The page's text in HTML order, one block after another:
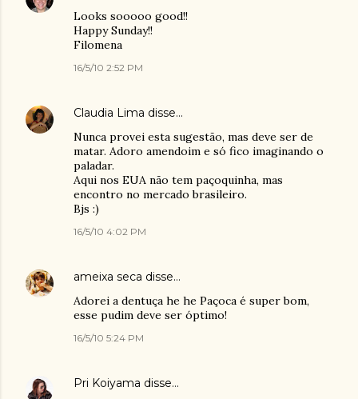
Looks sooooo good!!
Happy Sunday!!
Filomena
16/5/10 2:52 PM
Claudia Lima disse…
Nunca provei esta sugestão, mas deve ser de
matar. Adoro amendoim e só fico imaginando o
paladar.
Aqui nos EUA não tem paçoquinha, mas
encontro no mercado brasileiro.
Bjs :)
16/5/10 4:02 PM
ameixa seca disse…
Adorei a dentuça he he Paçoca é super bom,
esse pudim deve ser óptimo!
16/5/10 5:24 PM
Pri Koiyama disse…